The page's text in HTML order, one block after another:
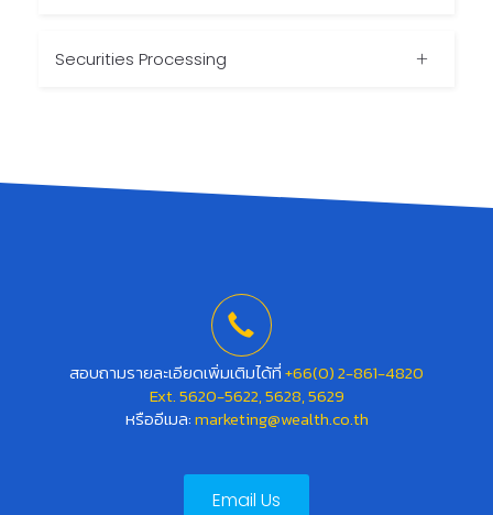
Securities Processing
สอบถามรายละเอียดเพิ่มเติมได้ที่+66(0) 2-861-4820
Ext. 5620-5622, 5628, 5629
หรืออีเมล:marketing@wealth.co.th
Email Us